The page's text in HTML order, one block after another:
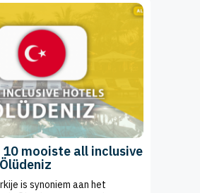
mooiste all inclusive
is synoniem aan het